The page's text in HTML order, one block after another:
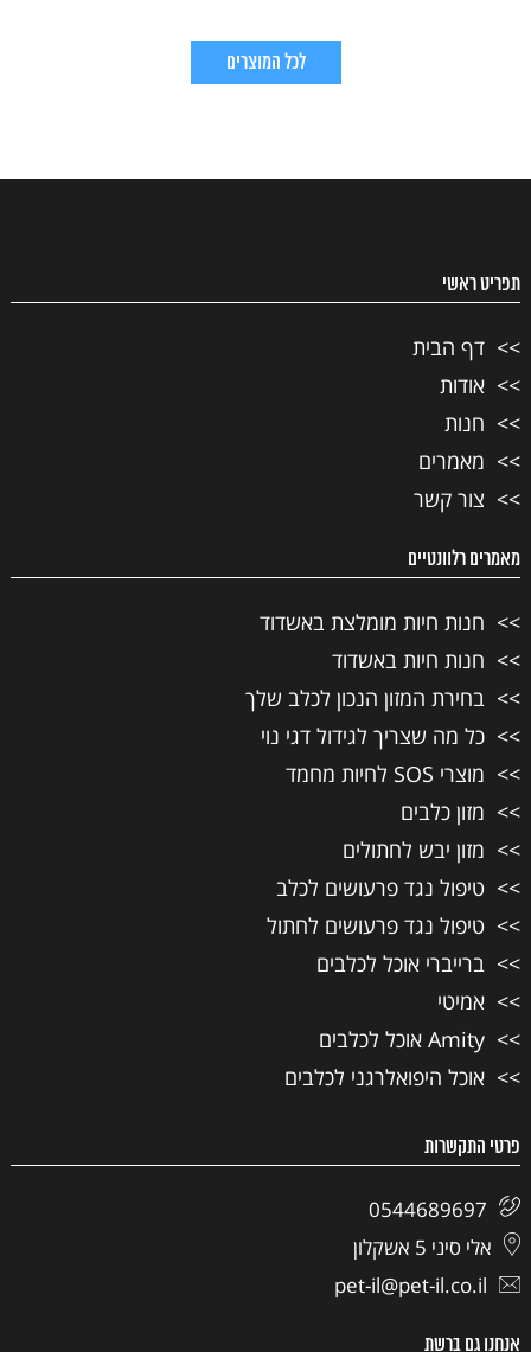
לכל המוצרים
תפריט ראשי
דף הבית
אודות
חנות
מאמרים
צור קשר
מאמרים רלוונטיים
חנות חיות מומלצת באשדוד
חנות חיות באשדוד
בחירת המזון הנכון לכלב שלך
כל מה שצריך לגידול דגי נוי
מוצרי SOS לחיות מחמד
מזון כלבים
מזון יבש לחתולים
טיפול נגד פרעושים לכלב
טיפול נגד פרעושים לחתול
ברייברי אוכל לכלבים
אמיטי
Amity אוכל לכלבים
אוכל היפואלרגני לכלבים
פרטי התקשרות
0544689697
אלי סיני 5 אשקלון
pet-il@pet-il.co.il
אנחנו גם ברשת